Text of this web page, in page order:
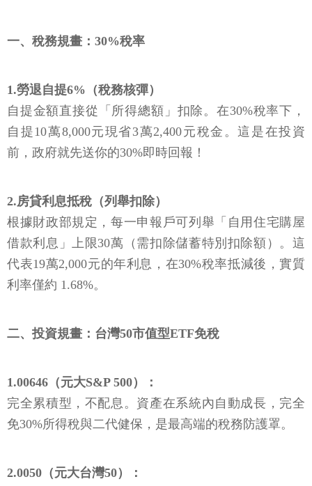
一、稅務規畫：30%稅率
1.勞退自提6%（稅務核彈）
自提金額直接從「所得總額」扣除。在30%稅率下，
自提10萬8,000元現省3萬2,400元稅金。這是在投資
前，政府就先送你的30%即時回報！
2.房貸利息抵稅（列舉扣除）
根據財政部規定，每一申報戶可列舉「自用住宅購屋
借款利息」上限30萬（需扣除儲蓄特別扣除額）。這
代表19萬2,000元的年利息，在30%稅率抵減後，實質
利率僅約 1.68%。
二、投資規畫：台灣50市值型ETF免稅
1.00646（元大S&P 500）：
完全累積型，不配息。資產在系統內自動成長，完全
免30%所得稅與二代健保，是最高端的稅務防護罩。
2.0050（元大台灣50）：